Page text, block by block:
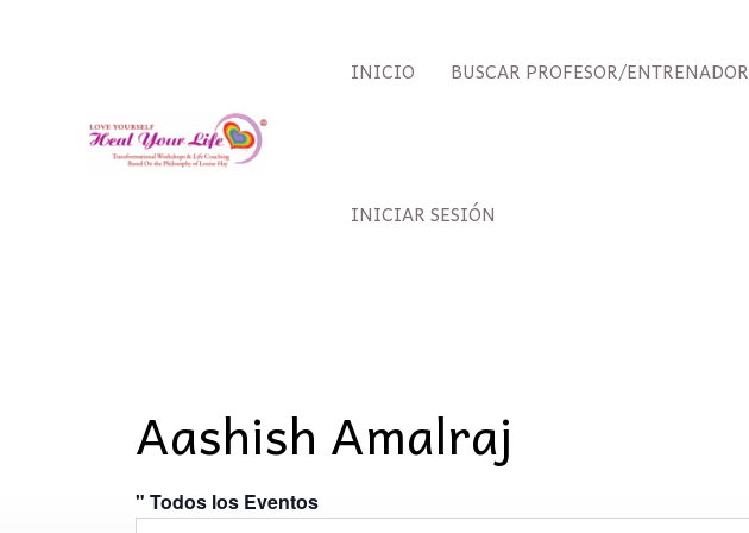
INICIO BUSCAR PROFESOR/ENTRENADOR
INICIAR SESIÓN
Aashish Amalraj
" Todos los Eventos